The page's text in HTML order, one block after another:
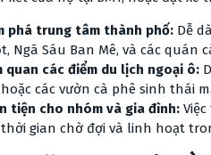
phá trung tâm thành phố: Dễ
Ngã Sáu Ban Mê, và các quán
quan các điểm du lịch ngoại ô:
các vườn cà phê sinh thái
tiện cho nhóm và gia đình:
thời gian chờ đợi và linh hoạt